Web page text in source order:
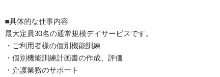
■具体的な仕事内容
最大定員30名の通常規模デイサービスです。
・ご利用者様の個別機能訓練
・個別機能訓練計画書の作成、評価
・介護業務のサポート